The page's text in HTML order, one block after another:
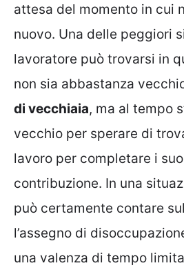
attesa del momento in cui
nuovo. Una delle peggiori
lavoratore può trovarsi in
non sia abbastanza
di vecchiaia, ma al tempo
vecchio per sperare di
lavoro per completare i
contribuzione. In una
può certamente contare
l’assegno di
una valenza di tempo